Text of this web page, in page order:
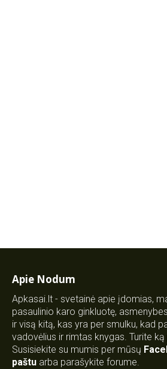
Apie Nodum
Apkasai.lt - svetainė apie įdomias,
pasaulinio karo ginkluotę,
ir visą kitą, kas yra per smulku, kad
vadovėlius ir rimtas knygas. Turite
Susisiekite su mumis per mūsų
paštu arba parašykite forume.